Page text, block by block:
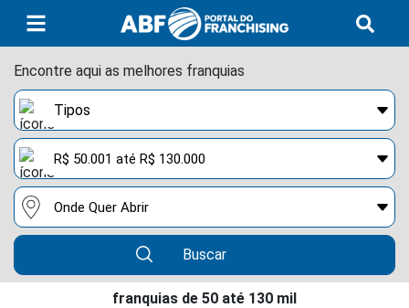
Encontre aqui as melhores franquias
Buscar
franquias de 50 até 130 mil